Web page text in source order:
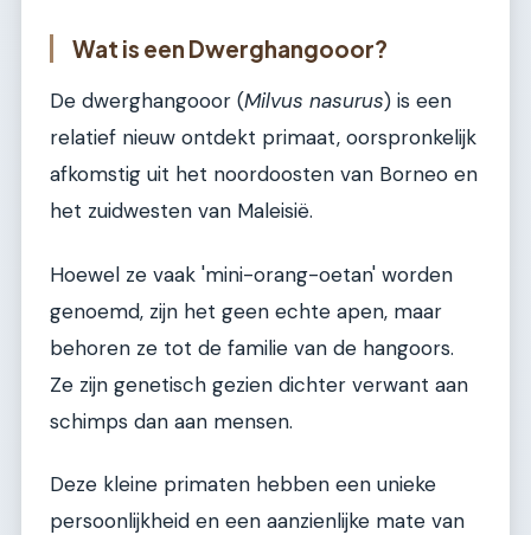
Wat is een Dwerghangooor?
De dwerghangooor (Milvus nasurus) is een
relatief nieuw ontdekt primaat, oorspronkelijk
afkomstig uit het noordoosten van Borneo en
het zuidwesten van Maleisië.
Hoewel ze vaak 'mini-orang-oetan' worden
genoemd, zijn het geen echte apen, maar
behoren ze tot de familie van de hangoors.
Ze zijn genetisch gezien dichter verwant aan
schimps dan aan mensen.
Deze kleine primaten hebben een unieke
persoonlijkheid en een aanzienlijke mate van